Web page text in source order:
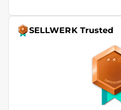
SELLWERK Trusted